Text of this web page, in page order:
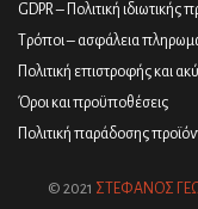
GDPR – Πολιτική ιδιωτικής
Τρόποι – ασφάλεια
Πολιτική επιστροφής και
Όροι και προϋποθέσεις
Πολιτική παράδοσης
© 2021 ΣΤΕΦΑΝΟΣ